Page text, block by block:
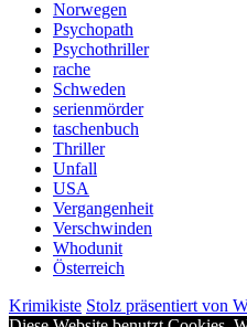
Norwegen
Psychopath
Psychothriller
rache
Schweden
serienmörder
taschenbuch
Thriller
Unfall
USA
Vergangenheit
Verschwinden
Whodunit
Österreich
Krimikiste Stolz präsentiert von